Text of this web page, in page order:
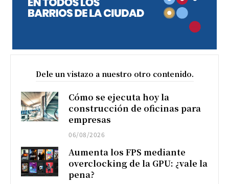
Dele un vistazo a nuestro otro contenido.
Cómo se ejecuta hoy la
construcción de oficinas para
empresas
06/08/2026
Aumenta los FPS mediante
overclocking de la GPU: ¿vale la
pena?